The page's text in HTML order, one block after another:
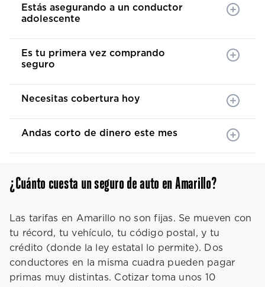
Estás asegurando a un conductor
adolescente
Es tu primera vez comprando
seguro
Necesitas cobertura hoy
Andas corto de dinero este mes
¿Cuánto cuesta un seguro de auto en Amarillo?
Las tarifas en Amarillo no son fijas. Se mueven con
tu récord, tu vehículo, tu código postal, y tu
crédito (donde la ley estatal lo permite). Dos
conductores en la misma cuadra pueden pagar
primas muy distintas. Cotizar toma unos 10